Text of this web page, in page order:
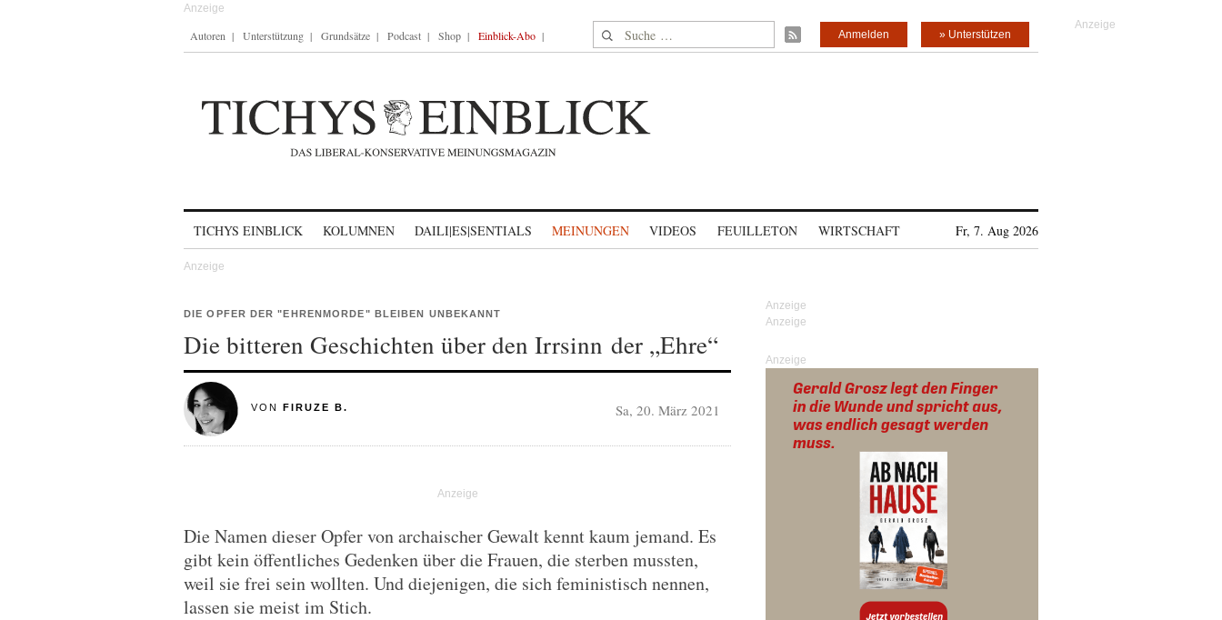
Autoren Unterstützung Grundsätze Podcast Shop Einblick-Abo Suche nach: » Unterstützen
Anmelden
TICHYS EINBLICK KOLUMNEN DAILI|ES|SENTIALS MEINUNGEN VIDEOS FEUILLETON WIRTSCHAFT Fr, 7. Aug 2026
DIE OPFER DER "EHRENMORDE" BLEIBEN UNBEKANNT
Die bitteren Geschichten über den Irrsinn der „Ehre“
VON FIRUZE B. Sa, 20. März 2021
Die Namen dieser Opfer von archaischer Gewalt kennt kaum jemand. Es
gibt kein öffentliches Gedenken über die Frauen, die sterben mussten,
weil sie frei sein wollten. Und diejenigen, die sich feministisch nennen,
lassen sie meist im Stich.
Anzeige